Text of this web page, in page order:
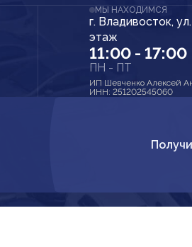
МЫ НАХОДИМСЯ
г. Владивосток,
этаж
11:00 - 17:00
ПН - ПТ
ИП Шевченко Алексей
ИНН: 251202545060